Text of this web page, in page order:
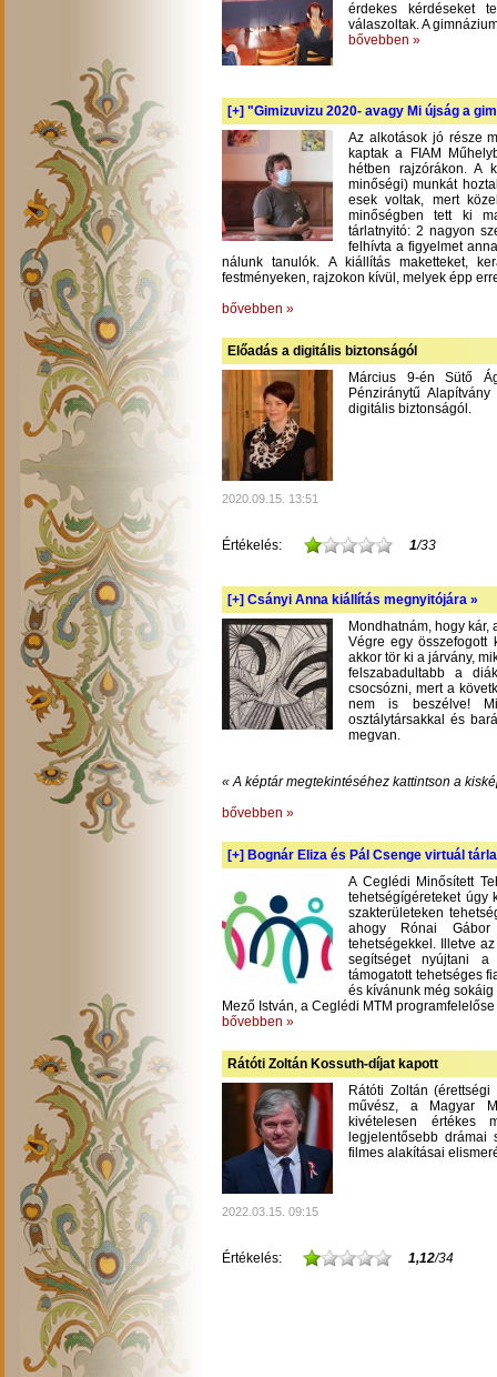
érdekes kérdéseket
válaszoltak. A
bővebben »
[+] "Gimizuvizu 2020- avagy Mi újság a
Az alkotások jó része
kaptak a FIAM
hétben rajzórákon. A
minőségi) munkát
esek voltak, mert
minőségben tett ki
tárlatnyitó: 2 nagyon
felhívta a figyelmet
nálunk tanulók. A kiállítás maketteket,
festményeken, rajzokon kívül, melyek épp
bővebben »
Előadás a digitális biztonságól
Március 9-én Sütő
Pénziránytű
digitális biztonságól.
2020.09.15. 13:51
Értékelés: 1/33
[+] Csányi Anna kiállítás megnyitójára »
Mondhatnám, hogy kár,
Végre egy összefogott
akkor tör ki a járvány,
felszabadultabb a
csocsózni, mert a
nem is beszélve!
osztálytársakkal és
megvan.
« A képtár megtekintéséhez kattintson a
bővebben »
[+] Bognár Eliza és Pál Csenge virtuál
A Ceglédi Minősített
tehetségígéreteket úgy
szakterületeken
ahogy Rónai Gábor
tehetségekkel. Illetve
segítséget nyújtani a
támogatott tehetséges
és kívánunk még
Mező István, a Ceglédi MTM programfelelőse
bővebben »
Rátóti Zoltán Kossuth-díjat kapott
Rátóti Zoltán
művész, a Magyar
kivételesen értékes
legjelentősebb drámai
filmes alakításai
2022.03.15. 09:15
Értékelés: 1,12/34